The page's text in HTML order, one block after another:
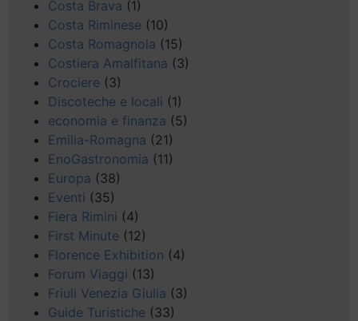
Costa Brava (1)
Costa Riminese (10)
Costa Romagnola (15)
Costiera Amalfitana (3)
Crociere (3)
Discoteche e locali (1)
economia e finanza (5)
Emilia-Romagna (21)
EnoGastronomia (11)
Europa (38)
Eventi (35)
Fiera Rimini (4)
First Minute (12)
Florence Exhibition (4)
Forum Viaggi (13)
Friuli Venezia Giulia (3)
Guide Turistiche (33)